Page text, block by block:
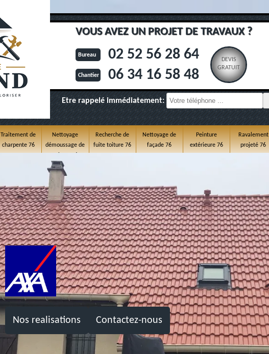
VOUS AVEZ UN PROJET DE TRAVAUX ?
Bureau 02 52 56 28 64
Chantier 06 34 16 58 48
DEVIS
GRATUIT
Etre rappelé immédiatement:
Traitement de
charpente 76
Nettoyage
démoussage de
Recherche de
fuite toiture 76
Nettoyage de
façade 76
Peinture
extérieure 76
Ravalement
projeté 76
Nos realisations Contactez-nous